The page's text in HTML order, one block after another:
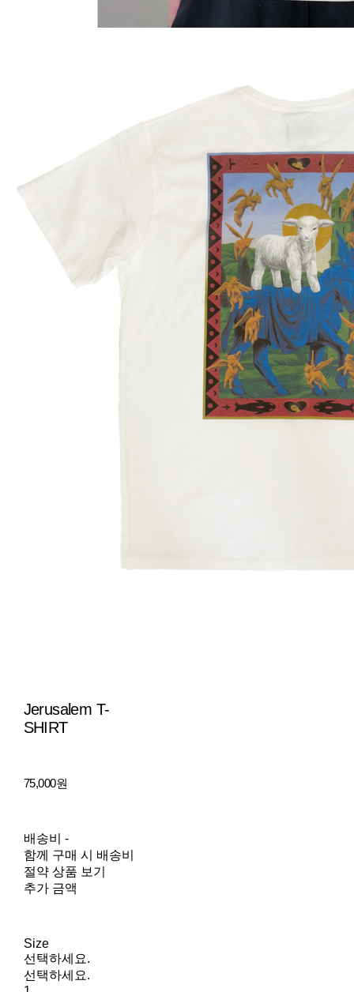
Jerusalem T-
SHIRT
75,000원
배송비 -
함께 구매 시 배송비
절약 상품 보기
추가 금액
Size
선택하세요.
선택하세요.